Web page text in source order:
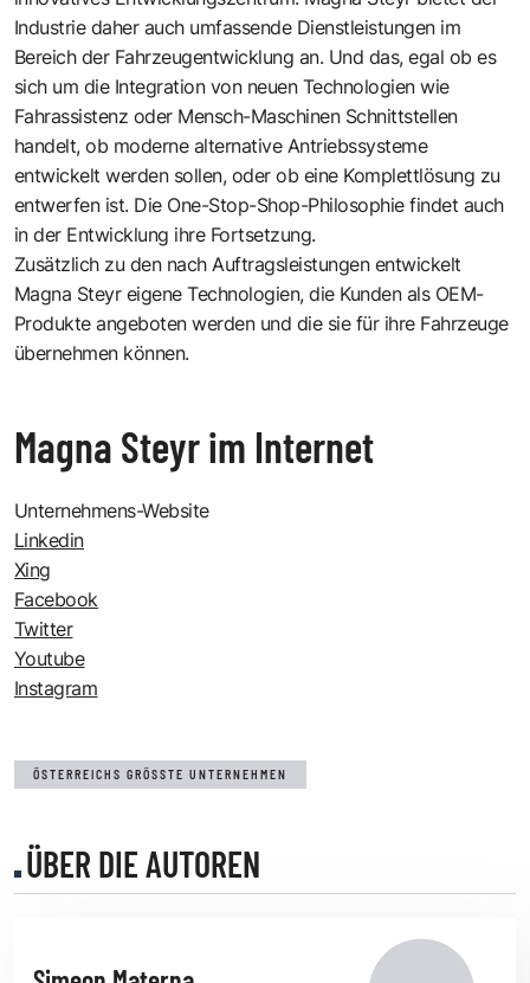
Industrie daher auch umfassende Dienstleistungen im
Bereich der Fahrzeugentwicklung an. Und das, egal ob es
sich um die Integration von neuen Technologien wie
Fahrassistenz oder Mensch-Maschinen Schnittstellen
handelt, ob moderne alternative Antriebssysteme
entwickelt werden sollen, oder ob eine Komplettlösung zu
entwerfen ist. Die One-Stop-Shop-Philosophie findet auch
in der Entwicklung ihre Fortsetzung.
Zusätzlich zu den nach Auftragsleistungen entwickelt
Magna Steyr eigene Technologien, die Kunden als OEM-
Produkte angeboten werden und die sie für ihre Fahrzeuge
übernehmen können.
Magna Steyr im Internet
Unternehmens-Website
Linkedin
Xing
Facebook
Twitter
Youtube
Instagram
ÖSTERREICHS GRÖSSTE UNTERNEHMEN
ÜBER DIE AUTOREN